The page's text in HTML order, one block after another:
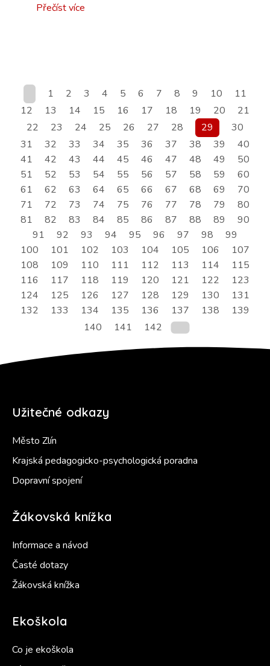
Přečíst více
1 2 3 4 5 6 7 8 9 10
11
12
13 14 15 16 17 18 19 20
21
22
23 24 25 26 27 28 29
30
31
32 33 34 35 36 37 38 39
40
41
42 43 44 45 46 47 48 49
50
51
52 53 54 55 56 57 58 59
60
61
62 63 64 65 66 67 68 69
70
71
72 73 74 75 76 77 78 79
80
81
82 83 84 85 86 87 88 89
90
91
92 93 94 95 96 97 98
99
100
101 102 103 104 105 106
107
108
109 110 111 112 113 114
115
116
117 118 119 120 121 122
123
124
125 126 127 128 129 130
131
132
133 134 135 136 137 138
139
140
141 142
Užitečné odkazy
Město Zlín
Krajská pedagogicko-psychologická poradna
Dopravní spojení
Žákovská knížka
Informace a návod
Časté dotazy
Žákovská knížka
Ekoškola
Co je ekoškola